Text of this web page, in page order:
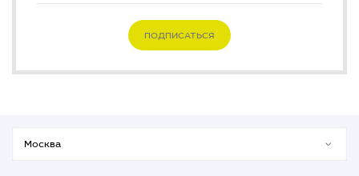
ПОДПИСАТЬСЯ